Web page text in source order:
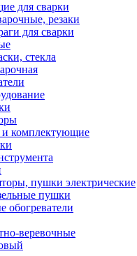
для сварки
резаки
для сварки
стекла
комплектующие
пушки электрические
пушки
обогреватели
веревочные